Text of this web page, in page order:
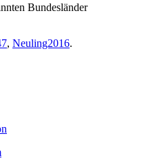
Bundesländer
, Neuling2016.